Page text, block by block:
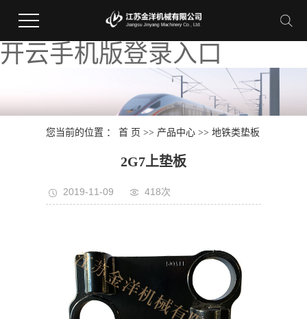
开云手机版登录入口
您当前的位置 ：首 页 >> 产品中心 >>地铁类垫板
2G7上垫板
2019-11-09 418次